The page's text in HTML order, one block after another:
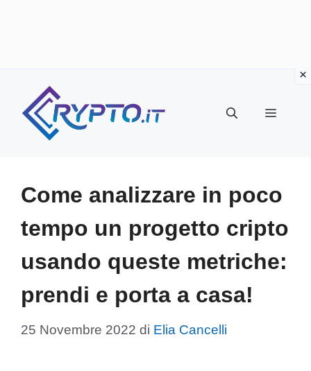
contenuto
Menu
Come analizzare in poco
tempo un progetto cripto
usando queste metriche:
prendi e porta a casa!
25 Novembre 2022 di Elia Cancelli